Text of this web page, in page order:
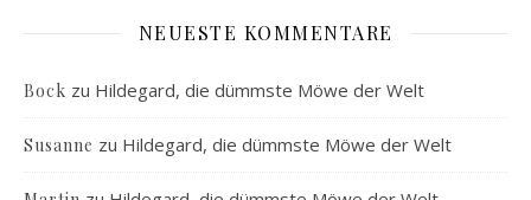
NEUESTE KOMMENTARE
Bock zu Hildegard, die dümmste Möwe der Welt
Susanne zu Hildegard, die dümmste Möwe der Welt